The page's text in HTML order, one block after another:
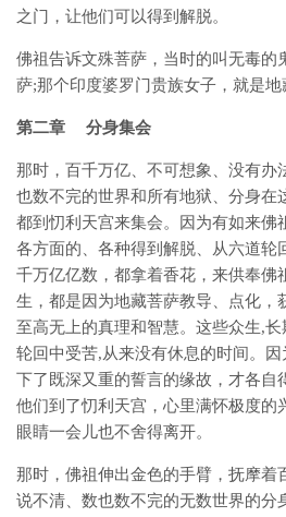
之门，让他们可以得到解脱。
佛祖告诉文殊菩萨，当时的叫无毒的
萨;那个印度婆罗门贵族女子，就是地
第二章 分身集会
那时，百千万亿、不可想象、没有办
也数不完的世界和所有地狱、分身在
都到忉利天宫来集会。因为有如来佛
各方面的、各种得到解脱、从六道轮
千万亿亿数，都拿着香花，来供奉佛
生，都是因为地藏菩萨教导、点化，
至高无上的真理和智慧。这些众生,
轮回中受苦,从来没有休息的时间。
下了既深又重的誓言的缘故，才各自
他们到了忉利天宫，心里满怀极度的
眼睛一会儿也不舍得离开。
那时，佛祖伸出金色的手臂，抚摩着
说不清、数也数不完的无数世界的分